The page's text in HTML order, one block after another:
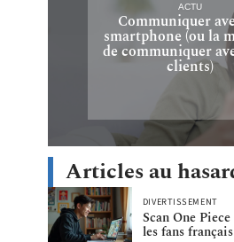
ACTU
Communiquer
smartphone (ou la
de communiquer
clients)
Articles au
DIVERTISSEMENT
Scan One
les fans